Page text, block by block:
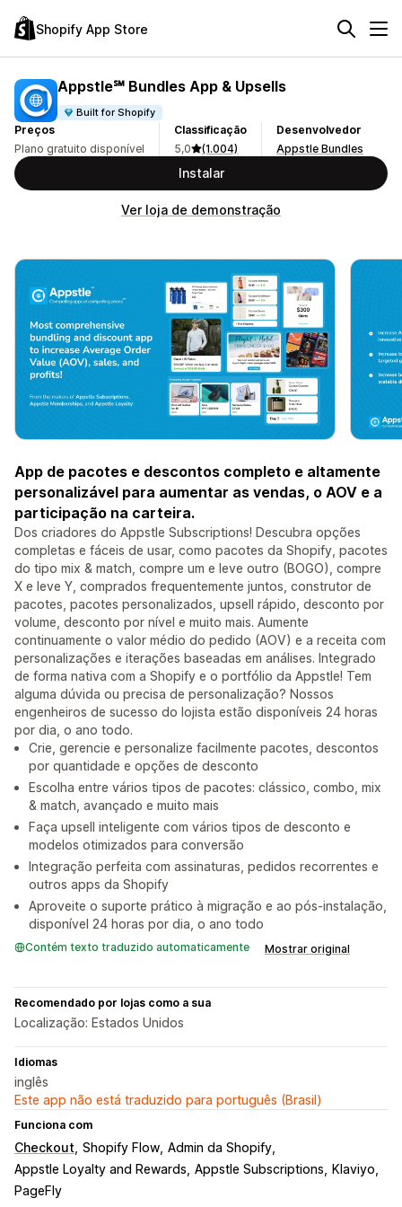
Shopify App Store
Appstle℠ Bundles App & Upsells
Built for Shopify
Preços
Plano gratuito disponível
Classificação
5,0
(1.004)
Desenvolvedor
Appstle Bundles
Instalar
Ver loja de demonstração
App de pacotes e descontos completo e altamente
personalizável para aumentar as vendas, o AOV e a
participação na carteira.
Dos criadores do Appstle Subscriptions! Descubra opções
completas e fáceis de usar, como pacotes da Shopify, pacotes
do tipo mix & match, compre um e leve outro (BOGO), compre
X e leve Y, comprados frequentemente juntos, construtor de
pacotes, pacotes personalizados, upsell rápido, desconto por
volume, desconto por nível e muito mais. Aumente
continuamente o valor médio do pedido (AOV) e a receita com
personalizações e iterações baseadas em análises. Integrado
de forma nativa com a Shopify e o portfólio da Appstle! Tem
alguma dúvida ou precisa de personalização? Nossos
engenheiros de sucesso do lojista estão disponíveis 24 horas
por dia, o ano todo.
Crie, gerencie e personalize facilmente pacotes, descontos
por quantidade e opções de desconto
Escolha entre vários tipos de pacotes: clássico, combo, mix
& match, avançado e muito mais
Faça upsell inteligente com vários tipos de desconto e
modelos otimizados para conversão
Integração perfeita com assinaturas, pedidos recorrentes e
outros apps da Shopify
Aproveite o suporte prático à migração e ao pós-instalação,
disponível 24 horas por dia, o ano todo
Contém texto traduzido automaticamente Mostrar original
Recomendado por lojas como a sua
Localização: Estados Unidos
Idiomas
inglês
Este app não está traduzido para português (Brasil)
Funciona com
Checkout Shopify Flow Admin da Shopify
Appstle Loyalty and Rewards Appstle Subscriptions
Klaviyo
PageFly